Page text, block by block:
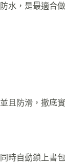
水，是最適合
且防滑，撤底
時自動鎖上書包